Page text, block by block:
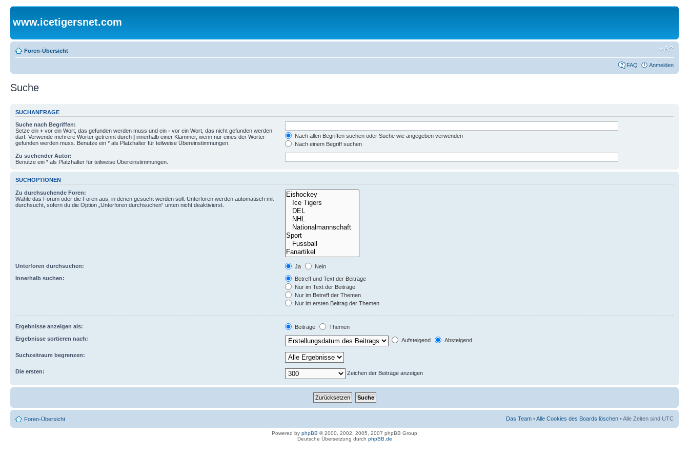
www.icetigersnet.com
Foren-Übersicht
FAQ Anmelden
Suche
SUCHANFRAGE
Suche nach Begriffen:
Setze ein + vor ein Wort, das gefunden werden muss und ein - vor ein Wort, das nicht gefunden werden
darf. Verwende mehrere Wörter getrennt durch | innerhalb einer Klammer, wenn nur eines der Wörter
gefunden werden muss. Benutze ein * als Platzhalter für teilweise Übereinstimmungen.
Nach allen Begriffen suchen oder Suche wie angegeben verwenden
Nach einem Begriff suchen
Zu suchender Autor:
Benutze ein * als Platzhalter für teilweise Übereinstimmungen.
SUCHOPTIONEN
Zu durchsuchende Foren:
Wähle das Forum oder die Foren aus, in denen gesucht werden soll. Unterforen werden automatisch mit
durchsucht, sofern du die Option „Unterforen durchsuchen“ unten nicht deaktivierst.
Unterforen durchsuchen: Ja
Nein
Innerhalb suchen:
Betreff und Text der Beiträge
Nur im Text der Beiträge
Nur im Betreff der Themen
Nur im ersten Beitrag der Themen
Ergebnisse anzeigen als: Beiträge
Themen
Ergebnisse sortieren nach:
Aufsteigend Absteigend
Suchzeitraum begrenzen:
Die ersten: Zeichen der Beiträge anzeigen
Foren-Übersicht Das Team •Alle Cookies des Boards löschen • Alle Zeiten sind UTC
Powered by phpBB © 2000, 2002, 2005, 2007 phpBB Group
Deutsche Übersetzung durch phpBB.de